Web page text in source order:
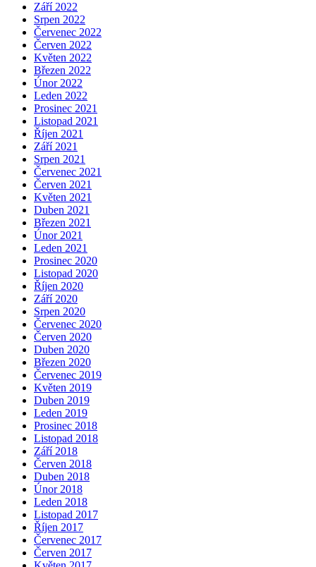
Září 2022
Srpen 2022
Červenec 2022
Červen 2022
Květen 2022
Březen 2022
Únor 2022
Leden 2022
Prosinec 2021
Listopad 2021
Říjen 2021
Září 2021
Srpen 2021
Červenec 2021
Červen 2021
Květen 2021
Duben 2021
Březen 2021
Únor 2021
Leden 2021
Prosinec 2020
Listopad 2020
Říjen 2020
Září 2020
Srpen 2020
Červenec 2020
Červen 2020
Duben 2020
Březen 2020
Červenec 2019
Květen 2019
Duben 2019
Leden 2019
Prosinec 2018
Listopad 2018
Září 2018
Červen 2018
Duben 2018
Únor 2018
Leden 2018
Listopad 2017
Říjen 2017
Červenec 2017
Červen 2017